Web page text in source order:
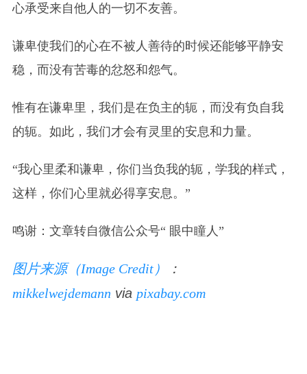
心承受来自他人的一切不友善。
谦卑使我们的心在不被人善待的时候还能够平静安
稳，而没有苦毒的忿怒和怨气。
惟有在谦卑里，我们是在负主的轭，而没有负自我
的轭。如此，我们才会有灵里的安息和力量。
“我心里柔和谦卑，你们当负我的轭，学我的样式，
这样，你们心里就必得享安息。”
鸣谢：文章转自微信公众号“ 眼中瞳人”
图片来源（Image Credit）
：
mikkelwejdemann via pixabay.com